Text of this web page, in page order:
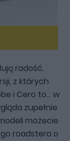
radość.
z których
i Cero to… w
zupełnie
możecie
roadstera o